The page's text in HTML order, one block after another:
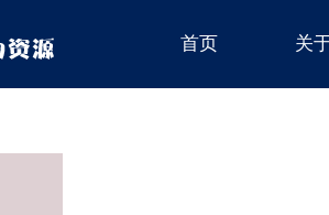
首页 关